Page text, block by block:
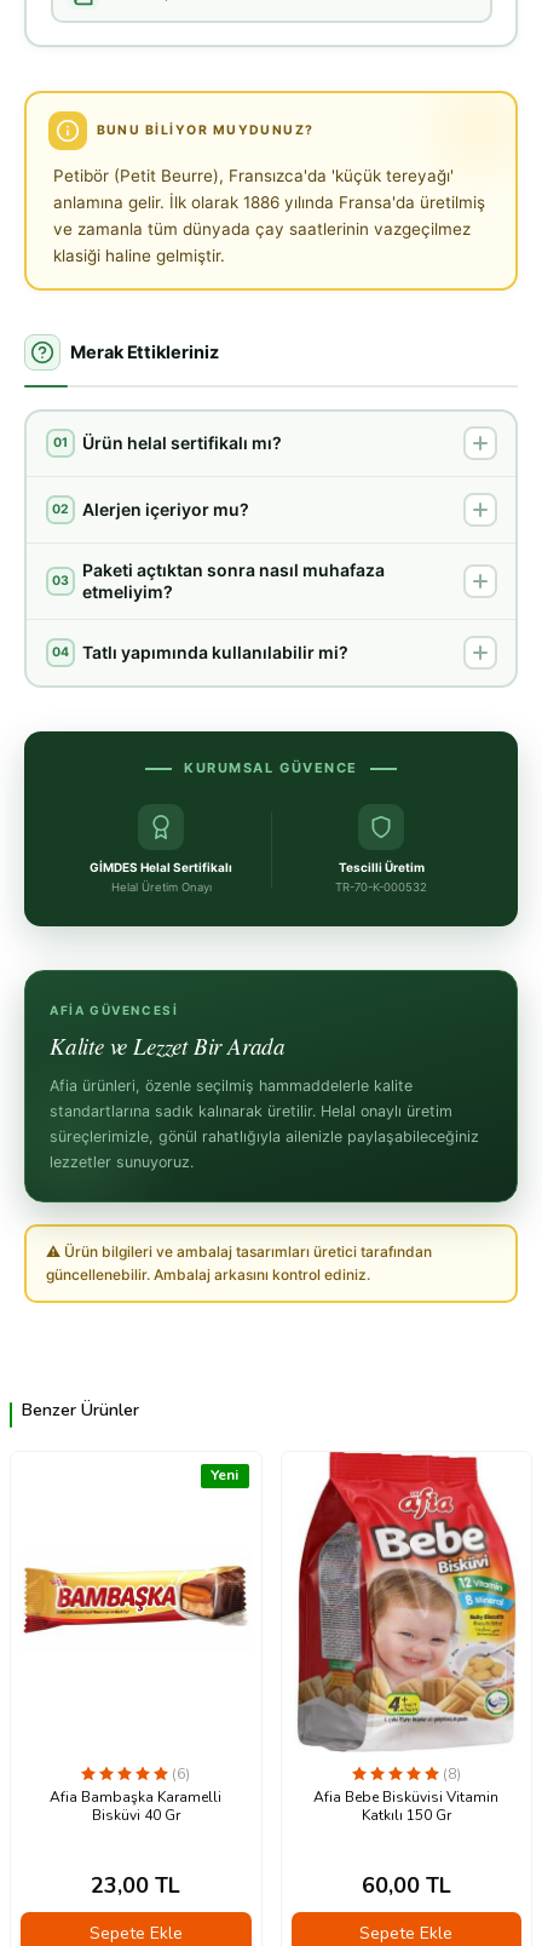
BUNU BILIYOR MUYDUNUZ?
Petibör (Petit Beurre), Fransızca'da 'küçük tereyağı'
anlamına gelir. İlk olarak 1886 yılında Fransa'da üretilmiş
ve zamanla tüm dünyada çay saatlerinin vazgeçilmez
klasiği haline gelmiştir.
Merak Ettikleriniz
01 Ürün helal sertifikalı mı?
02 Alerjen içeriyor mu?
03
Paketi açtıktan sonra nasıl muhafaza
etmeliyim?
04 Tatlı yapımında kullanılabilir mi?
KURUMSAL GÜVENCE
GİMDES Helal Sertifikalı
Helal Üretim Onayı
Tescilli Üretim
TR-70-K-000532
AFIA GÜVENCESI
Kalite ve Lezzet Bir Arada
Afia ürünleri, özenle seçilmiş hammaddelerle kalite
standartlarına sadık kalınarak üretilir. Helal onaylı üretim
süreçlerimizle, gönül rahatlığıyla ailenizle paylaşabileceğiniz
lezzetler sunuyoruz.
⚠ Ürün bilgileri ve ambalaj tasarımları üretici tarafından
güncellenebilir. Ambalaj arkasını kontrol ediniz.
Benzer Ürünler
Yeni
(6)
Afia Bambaşka Karamelli
Bisküvi 40 Gr
23,00 TL
Sepete Ekle
(8)
Afia Bebe Bisküvisi Vitamin
Katkılı 150 Gr
60,00TL
Sepete Ekle